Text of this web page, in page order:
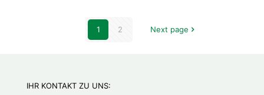
1 2 Next page
IHR KONTAKT ZU UNS: